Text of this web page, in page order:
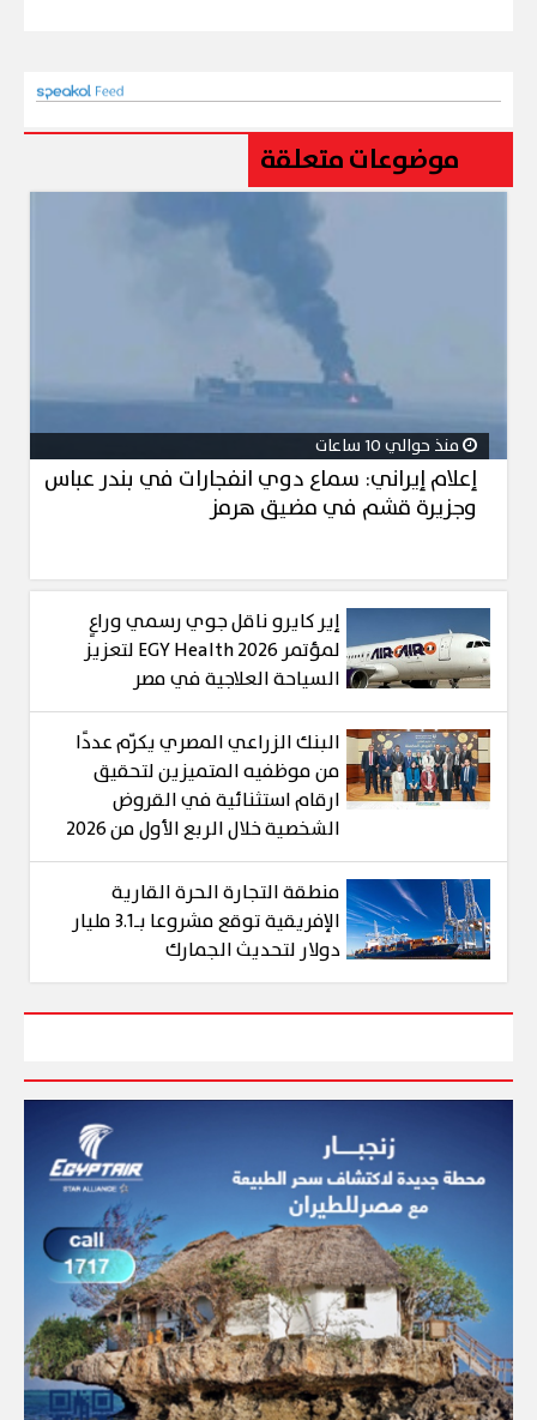
موضوعات متعلقة
منذ حوالي 10 ساعات
إعلام إيراني: سماع دوي انفجارات في بندر عباس
وجزيرة قشم في مضيق هرمز
إير كايرو ناقل جوي رسمي وراعٍ
لمؤتمر EGY Health 2026 لتعزيز
السياحة العلاجية في مصر
البنك الزراعي المصري يكرّم عددًا
من موظفيه المتميزين لتحقيق
ارقام استثنائية في القروض
الشخصية خلال الربع الأول من 2026
منطقة التجارة الحرة القارية
الإفريقية توقع مشروعا بـ3.1 مليار
دولار لتحديث الجمارك